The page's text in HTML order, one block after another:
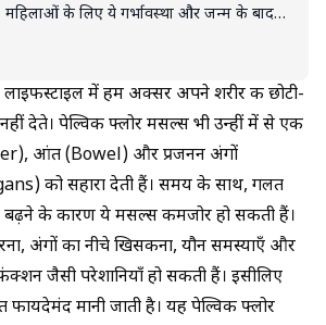
महिलाओं के लिए ये गर्भावस्था और जन्म के बाद
पेल्विक अंगों के ढीले होने का खतरा कम करने
करते समय कमर, पेट और जांघों को आराम दें और
जानते हैं तो डॉक्टर या फिजियोथेरपिस्ट से
एफेक्ट्स हो सकते हैं। लगातार करने से पेल्विक
और मूत्र, मल और यौन स्वास्थ्य में सुधार आता है.
में हम अक्सर अपने शरीर की छोटी-
देते। पेल्विक फ्लोर मसल्स भी उन्हीं में से एक
आंत (Bowel) और प्रजनन अंगों
को सहारा देती हैं। समय के साथ, गलत
बढ़ने के कारण ये मसल्स कमजोर हो सकती हैं।
अंगों का नीचे खिसकना, यौन समस्याएँ और
जैसी परेशानियाँ हो सकती हैं। इसीलिए
मानी जाती है। यह पेल्विक फ्लोर